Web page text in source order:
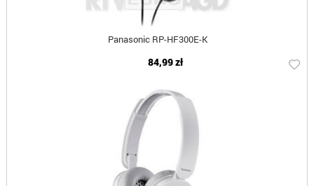
Panasonic RP-HF300E-K
84,99 zł